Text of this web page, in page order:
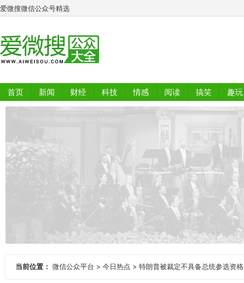
爱微搜微信公众号精选
首页 新闻 财经 科技 情感 阅读 搞笑 趣玩
当前位置： 微信公众平台 > 今日热点 > 特朗普被裁定不具备总统参选资格